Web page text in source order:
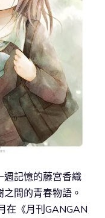
週記憶的藤宮香織
間的青春物語。
在《月刊GANGAN